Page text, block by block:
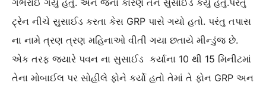
ગભરાઈ ગયું હતુ. અને જેના કારણે તેને સુસાઈડ કર્યું હતું.પરતું
ટ્રેન નીચે સુસાઈડ કરતા કેસ GRP પાસે ગયો હતો. પરંતુ તપાસ
ના નામે ત્રણ ત્રણ મહિનાઓ વીતી ગયા છતાયે મીન્ડુંજ છે.
એક તરફ જયારે પવન ના સુસાઈડ કર્યાના 10 થી 15 મિનીટમાં
તેના મોબાઈલ પર સોહીલે ફોને કર્યો હતો તેમાં તે ફોન GRP અન